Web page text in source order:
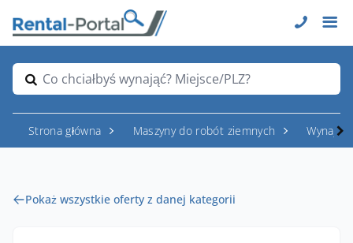
Co chciałbyś wynająć? Miejsce/PLZ?
Strona główna Maszyny do robót ziemnych
Pokaż wszystkie oferty z danej kategorii